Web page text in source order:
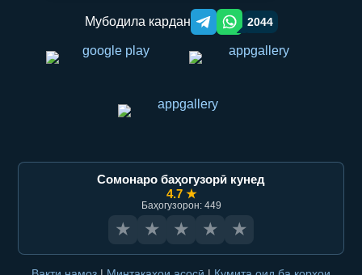
Мубодила кардан Telegram orqali ulashish
WhatsApp orqali ulashish
2044
Сомонаро баҳогузорӣ кунед
4.7 ★
Баҳогузорон: 449
★ ★ ★ ★ ★